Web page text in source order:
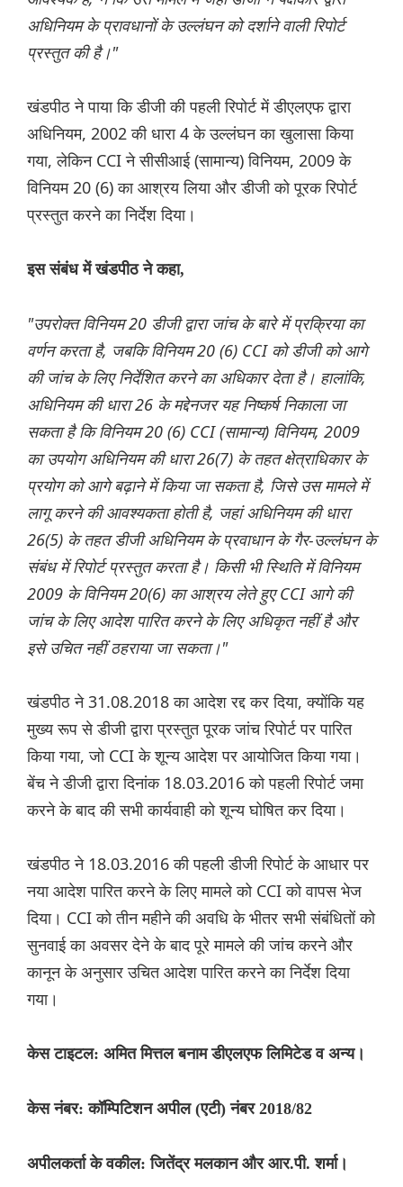
अधिनियम के प्रावधानों के उल्लंघन को दर्शाने वाली रिपोर्ट
प्रस्तुत की है।"
खंडपीठ ने पाया कि डीजी की पहली रिपोर्ट में डीएलएफ द्वारा
अधिनियम, 2002 की धारा 4 के उल्लंघन का खुलासा किया
गया, लेकिन CCI ने सीसीआई (सामान्य) विनियम, 2009 के
विनियम 20 (6) का आश्रय लिया और डीजी को पूरक रिपोर्ट
प्रस्तुत करने का निर्देश दिया।
इस संबंध में खंडपीठ ने कहा,
"उपरोक्त विनियम 20 डीजी द्वारा जांच के बारे में प्रक्रिया का
वर्णन करता है, जबकि विनियम 20 (6) CCI को डीजी को आगे
की जांच के लिए निर्देशित करने का अधिकार देता है। हालांकि,
अधिनियम की धारा 26 के मद्देनजर यह निष्कर्ष निकाला जा
सकता है कि विनियम 20 (6) CCI (सामान्य) विनियम, 2009
का उपयोग अधिनियम की धारा 26(7) के तहत क्षेत्राधिकार के
प्रयोग को आगे बढ़ाने में किया जा सकता है, जिसे उस मामले में
लागू करने की आवश्यकता होती है, जहां अधिनियम की धारा
26(5) के तहत डीजी अधिनियम के प्रवाधान के गैर-उल्लंघन के
संबंध में रिपोर्ट प्रस्तुत करता है। किसी भी स्थिति में विनियम
2009 के विनियम 20(6) का आश्रय लेते हुए CCI आगे की
जांच के लिए आदेश पारित करने के लिए अधिकृत नहीं है और
इसे उचित नहीं ठहराया जा सकता।"
खंडपीठ ने 31.08.2018 का आदेश रद्द कर दिया, क्योंकि यह
मुख्य रूप से डीजी द्वारा प्रस्तुत पूरक जांच रिपोर्ट पर पारित
किया गया, जो CCI के शून्य आदेश पर आयोजित किया गया।
बेंच ने डीजी द्वारा दिनांक 18.03.2016 को पहली रिपोर्ट जमा
करने के बाद की सभी कार्यवाही को शून्य घोषित कर दिया।
खंडपीठ ने 18.03.2016 की पहली डीजी रिपोर्ट के आधार पर
नया आदेश पारित करने के लिए मामले को CCI को वापस भेज
दिया। CCI को तीन महीने की अवधि के भीतर सभी संबंधितों को
सुनवाई का अवसर देने के बाद पूरे मामले की जांच करने और
कानून के अनुसार उचित आदेश पारित करने का निर्देश दिया
गया।
केस टाइटल: अमित मित्तल बनाम डीएलएफ लिमिटेड व अन्य।
केस नंबर: कॉम्पिटिशन अपील (एटी) नंबर 2018/82
अपीलकर्ता के वकील: जितेंद्र मलकान और आर.पी. शर्मा।